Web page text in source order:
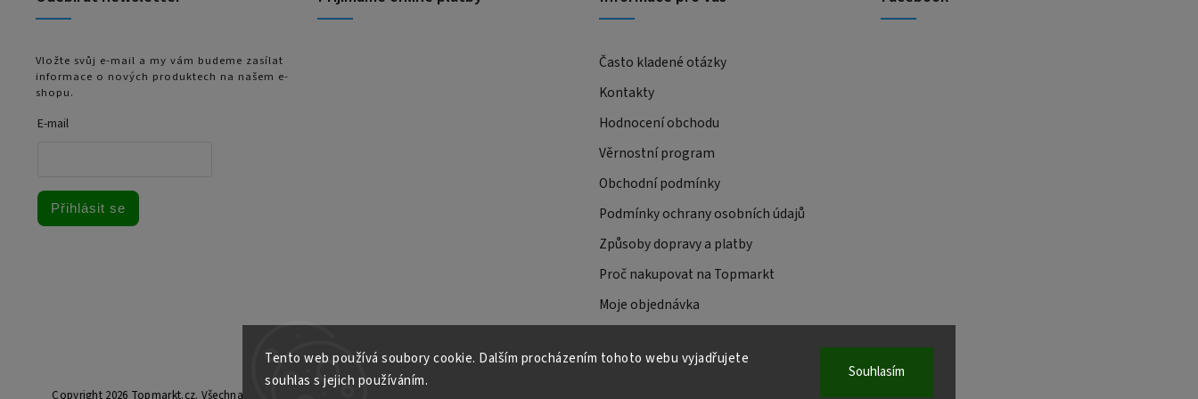
Tento web používá soubory cookie. Dalším procházením tohoto webu vyjadřujete
souhlas s jejich používáním.
Souhlasím
Vložte svůj e-mail a my vám budeme zasílat
informace o nových produktech na našem e-
shopu.
E-mail
Přihlásit se
Často kladené otázky
Kontakty
Hodnocení obchodu
Věrnostní program
Obchodní podmínky
Podmínky ochrany osobních údajů
Způsoby dopravy a platby
Proč nakupovat na Topmarkt
Moje objednávka
Copyright 2026 Topmarkt.cz. Všechna práva vyhrazena.